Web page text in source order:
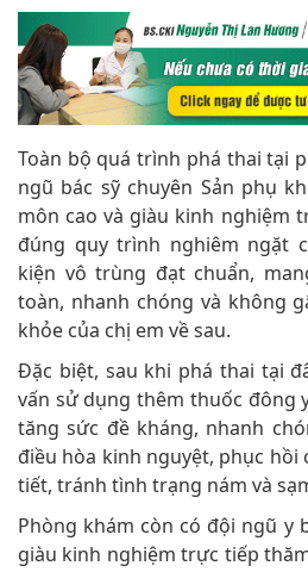
Toàn bộ quá trình phá thai tại
ngũ bác sỹ chuyên Sản phụ
môn cao và giàu kinh nghiệm
đúng quy trình nghiêm ngặt
kiện vô trùng đạt chuẩn,
toàn, nhanh chóng và không
khỏe của chị em về sau.
Đặc biệt, sau khi phá thai tại
vấn sử dụng thêm thuốc đông
tăng sức đề kháng, nhanh
điều hòa kinh nguyệt, phục hồi
tiết, tránh tình trạng nám và
Phòng khám còn có đội ngũ y
giàu kinh nghiệm trực tiếp